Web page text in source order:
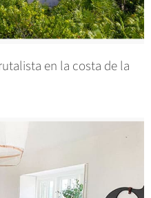
en la costa de la